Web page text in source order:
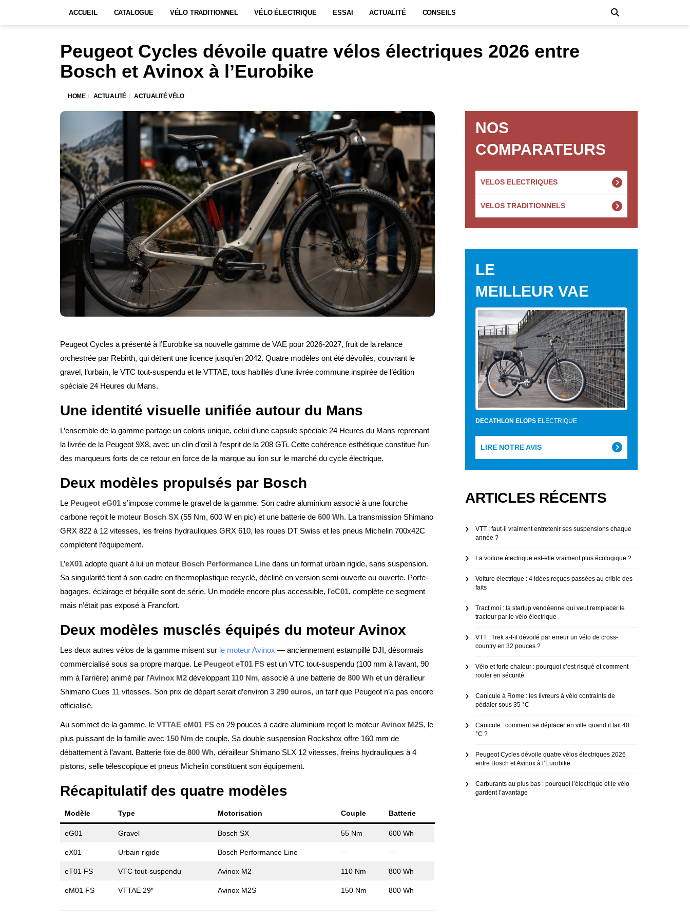
ACCUEIL CATALOGUE VÉLO TRADITIONNEL VÉLO ÉLECTRIQUE ESSAI ACTUALITÉ CONSEILS
Peugeot Cycles dévoile quatre vélos électriques 2026 entre
Bosch et Avinox à l’Eurobike
HOME ACTUALITÉ ACTUALITÉ VÉLO
Peugeot Cycles a présenté à l’Eurobike sa nouvelle gamme de VAE pour 2026-2027, fruit de la relance
orchestrée par Rebirth, qui détient une licence jusqu’en 2042. Quatre modèles ont été dévoilés, couvrant le
gravel, l’urbain, le VTC tout-suspendu et le VTTAE, tous habillés d’une livrée commune inspirée de l’édition
spéciale 24 Heures du Mans.
Une identité visuelle unifiée autour du Mans
L’ensemble de la gamme partage un coloris unique, celui d’une capsule spéciale 24 Heures du Mans reprenant
la livrée de la Peugeot 9X8, avec un clin d’œil à l’esprit de la 208 GTi. Cette cohérence esthétique constitue l’un
des marqueurs forts de ce retour en force de la marque au lion sur le marché du cycle électrique.
Deux modèles propulsés par Bosch
Le Peugeot eG01 s’impose comme le gravel de la gamme. Son cadre aluminium associé à une fourche
carbone reçoit le moteur Bosch SX (55 Nm, 600 W en pic) et une batterie de 600 Wh. La transmission Shimano
GRX 822 à 12 vitesses, les freins hydrauliques GRX 610, les roues DT Swiss et les pneus Michelin 700x42C
complètent l’équipement.
L’eX01 adopte quant à lui un moteur Bosch Performance Line dans un format urbain rigide, sans suspension.
Sa singularité tient à son cadre en thermoplastique recyclé, décliné en version semi-ouverte ou ouverte. Porte-
bagages, éclairage et béquille sont de série. Un modèle encore plus accessible, l’eC01, complète ce segment
mais n’était pas exposé à Francfort.
Deux modèles musclés équipés du moteur Avinox
Les deux autres vélos de la gamme misent sur le moteur Avinox — anciennement estampillé DJI, désormais
commercialisé sous sa propre marque. Le Peugeot eT01 FS est un VTC tout-suspendu (100 mm à l’avant, 90
mm à l’arrière) animé par l’Avinox M2 développant 110 Nm, associé à une batterie de 800 Wh et un dérailleur
Shimano Cues 11 vitesses. Son prix de départ serait d’environ 3 290 euros, un tarif que Peugeot n’a pas encore
officialisé.
Au sommet de la gamme, le VTTAE eM01 FS en 29 pouces à cadre aluminium reçoit le moteur Avinox M2S, le
plus puissant de la famille avec 150 Nm de couple. Sa double suspension Rockshox offre 160 mm de
débattement à l’avant. Batterie fixe de 800 Wh, dérailleur Shimano SLX 12 vitesses, freins hydrauliques à 4
pistons, selle télescopique et pneus Michelin constituent son équipement.
Récapitulatif des quatre modèles
Modèle Type Motorisation Couple Batterie
eG01 Gravel Bosch SX 55 Nm 600 Wh
eX01 Urbain rigide Bosch Performance Line — —
eT01 FS VTC tout-suspendu Avinox M2 110 Nm 800 Wh
eM01 FS VTTAE 29″ Avinox M2S 150 Nm 800 Wh
NOS
COMPARATEURS
VELOS ELECTRIQUES
VELOS TRADITIONNELS
LE
MEILLEUR VAE
DECATHLON ELOPS ELECTRIQUE
LIRE NOTRE AVIS
ARTICLES RÉCENTS
VTT : faut-il vraiment entretenir ses suspensions chaque
année ?
La voiture électrique est-elle vraiment plus écologique ?
Voiture électrique : 4 idées reçues passées au crible des
faits
Tract’moi : la startup vendéenne qui veut remplacer le
tracteur par le vélo électrique
VTT : Trek a-t-il dévoilé par erreur un vélo de cross-
country en 32 pouces ?
Vélo et forte chaleur : pourquoi c’est risqué et comment
rouler en sécurité
Canicule à Rome : les livreurs à vélo contraints de
pédaler sous 35 °C
Canicule : comment se déplacer en ville quand il fait 40
°C ?
Peugeot Cycles dévoile quatre vélos électriques 2026
entre Bosch et Avinox à l’Eurobike
Carburants au plus bas : pourquoi l’électrique et le vélo
gardent l’avantage